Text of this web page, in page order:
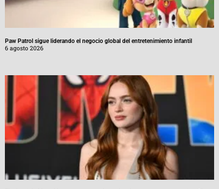
Paw Patrol sigue liderando el negocio global del entretenimiento infantil
6 agosto 2026